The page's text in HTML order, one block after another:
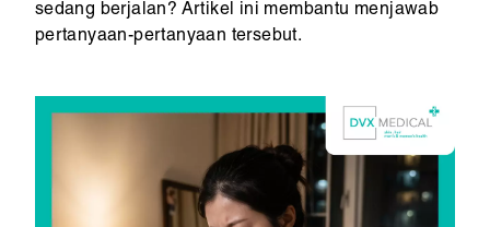
sedang berjalan? Artikel ini membantu menjawab
pertanyaan-pertanyaan tersebut.